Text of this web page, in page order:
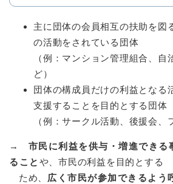
主に団体の会員相互の扶助を図
の活動をされている団体
（例：マンション管理組合、自
ど）
団体の構成員だけの利益となる
支援することを目的とする団体
（例：サークル活動、後援会、
→ 市民に利益を供与・増進できる
ること や、市民の利益を目的とする
ため、 広く市民が参加できるよう